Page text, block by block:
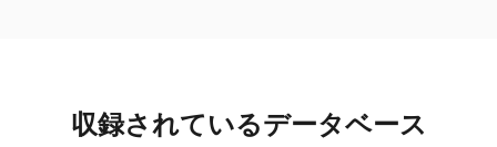
収録されているデータベース